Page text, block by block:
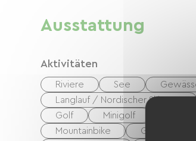
Ausstattung
Aktivitäten
Riviere See
Langlauf / Nordischer Skisport
Golf
Minigolf
Mountainbike
Grüner Weg